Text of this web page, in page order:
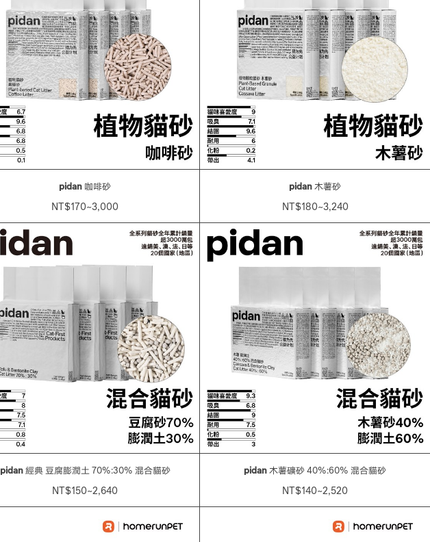
pidan 咖啡砂
NT$170~3,000
pidan木薯砂
NT$180~3,240
pidan經典 豆腐膨潤土 70%:30% 混合貓砂
NT$150~2,640
pidan木薯礦砂 40%:60% 混合貓砂
NT$140~2,520